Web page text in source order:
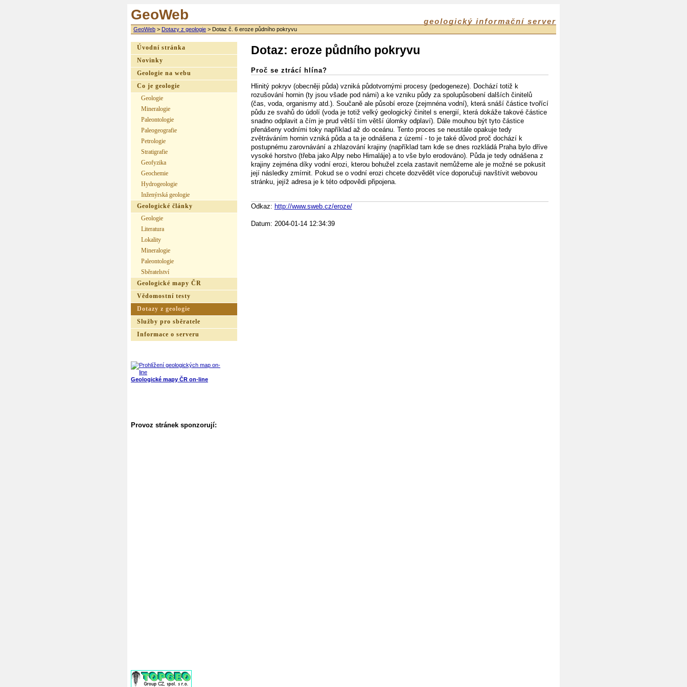
GeoWeb geologický informační server
GeoWeb > Dotazy z geologie > Dotaz č. 6 eroze půdního pokryvu
Dotaz: eroze půdního pokryvu
Proč se ztrácí hlína?
Hlinitý pokryv (obecněji půda) vzniká půdotvornými procesy (pedogeneze). Dochází totiž k
rozušování hornin (ty jsou všade pod námi) a ke vzniku půdy za spolupůsobení dalších činitelů
(čas, voda, organismy atd.). Součaně ale působí eroze (zejmnéna vodní), která snáší částice tvořící
půdu ze svahů do údolí (voda je totiž velký geologický činitel s energií, která dokáže takové částice
snadno odplavit a čím je prud větší tím větší úlomky odplaví). Dále mouhou být tyto částice
přenášeny vodními toky například až do oceánu. Tento proces se neustále opakuje tedy
zvětráváním hornin vzniká půda a ta je odnášena z území - to je také důvod proč dochází k
postupnému zarovnávání a zhlazování krajiny (například tam kde se dnes rozkládá Praha bylo dříve
vysoké horstvo (třeba jako Alpy nebo Himaláje) a to vše bylo erodováno). Půda je tedy odnášena z
krajiny zejména díky vodní erozi, kterou bohužel zcela zastavit nemůžeme ale je možné se pokusit
její následky zmírnit. Pokud se o vodní erozi chcete dozvědět více doporučuji navštívit webovou
stránku, jejíž adresa je k této odpovědi připojena.
Odkaz: http://www.sweb.cz/eroze/
Datum: 2004-01-14 12:34:39
Úvodní stránka
Novinky
Geologie na webu
Co je geologie
Geologie
Mineralogie
Paleontologie
Paleogeografie
Petrologie
Stratigrafie
Geofyzika
Geochemie
Hydrogeologie
Inženýrská geologie
Geologické články
Geologie
Literatura
Lokality
Mineralogie
Paleontologie
Sběratelství
Geologické mapy ČR
Vědomostní testy
Dotazy z geologie
Služby pro sběratele
Informace o serveru
Geologické mapy ČR on-line
Provoz stránek sponzorují: